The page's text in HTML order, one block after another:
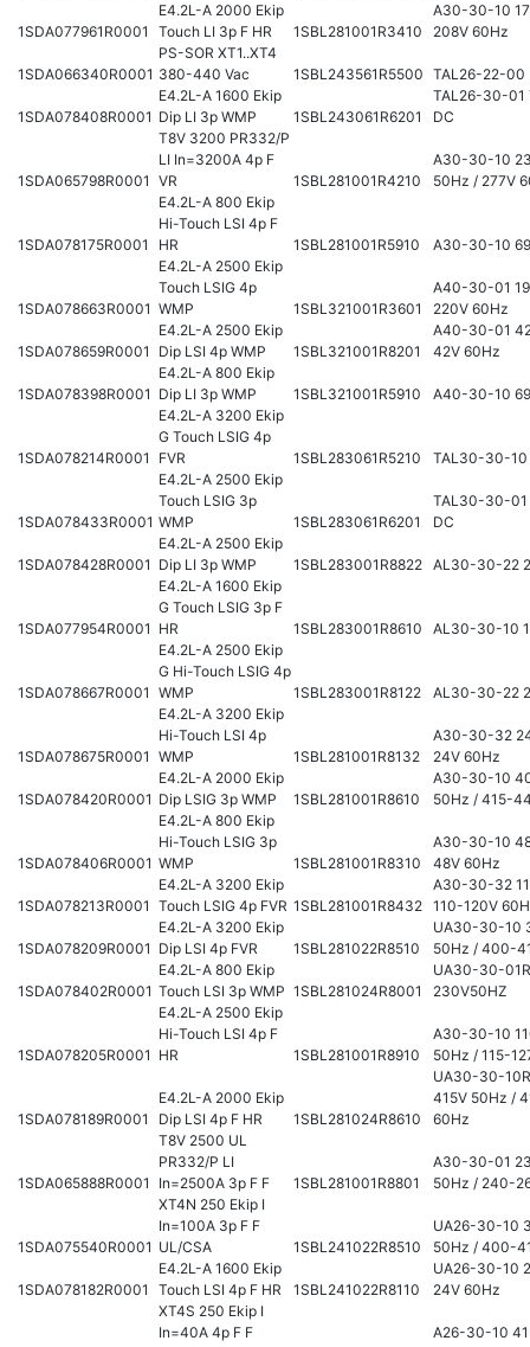
1SDA077961R0001
E4.2L-A 2000 Ekip
Touch LI 3p F HR
1SBL281001R3410
A30-30-10
208V 60Hz
1SDA066340R0001
PS-SOR XT1..XT4
380-440 Vac
1SBL243561R5500 TAL26-22-00
1SDA078408R0001
E4.2L-A 1600 Ekip
Dip LI 3p WMP
1SBL243061R6201
TAL26-30-01
DC
1SDA065798R0001
T8V 3200 PR332/P
LI In=3200A 4p F
VR
1SBL281001R4210
A30-30-10
50Hz / 277V
1SDA078175R0001
E4.2L-A 800 Ekip
Hi-Touch LSI 4p F
HR
1SBL281001R5910 A30-30-10
1SDA078663R0001
E4.2L-A 2500 Ekip
Touch LSIG 4p
WMP
1SBL321001R3601
A40-30-01
220V 60Hz
1SDA078659R0001
E4.2L-A 2500 Ekip
Dip LSI 4p WMP
1SBL321001R8201
A40-30-01
42V 60Hz
1SDA078398R0001
E4.2L-A 800 Ekip
Dip LI 3p WMP
1SBL321001R5910 A40-30-10
1SDA078214R0001
E4.2L-A 3200 Ekip
G Touch LSIG 4p
FVR
1SBL283061R5210 TAL30-30-10
1SDA078433R0001
E4.2L-A 2500 Ekip
Touch LSIG 3p
WMP
1SBL283061R6201
TAL30-30-01
DC
1SDA078428R0001
E4.2L-A 2500 Ekip
Dip LI 3p WMP
1SBL283001R8822 AL30-30-22
1SDA077954R0001
E4.2L-A 1600 Ekip
G Touch LSIG 3p F
HR
1SBL283001R8610 AL30-30-10
1SDA078667R0001
E4.2L-A 2500 Ekip
G Hi-Touch LSIG 4p
WMP
1SBL283001R8122 AL30-30-22
1SDA078675R0001
E4.2L-A 3200 Ekip
Hi-Touch LSI 4p
WMP
1SBL281001R8132
A30-30-32
24V 60Hz
1SDA078420R0001
E4.2L-A 2000 Ekip
Dip LSIG 3p WMP
1SBL281001R8610
A30-30-10
50Hz / 415-
1SDA078406R0001
E4.2L-A 800 Ekip
Hi-Touch LSIG 3p
WMP
1SBL281001R8310
A30-30-10
48V 60Hz
1SDA078213R0001
E4.2L-A 3200 Ekip
Touch LSIG 4p FVR 1SBL281001R8432
A30-30-32
110-120V
1SDA078209R0001
E4.2L-A 3200 Ekip
Dip LSI 4p FVR
1SBL281022R8510
UA30-30-10
50Hz / 400-
1SDA078402R0001
E4.2L-A 800 Ekip
Touch LSI 3p WMP 1SBL281024R8001
UA30-30-
230V50HZ
1SDA078205R0001
E4.2L-A 2500 Ekip
Hi-Touch LSI 4p F
HR
1SBL281001R8910
A30-30-10
50Hz / 115-
1SDA078189R0001
E4.2L-A 2000 Ekip
Dip LSI 4p F HR
1SBL281024R8610
UA30-30-
415V 50Hz /
60Hz
1SDA065888R0001
T8V 2500 UL
PR332/P LI
In=2500A 3p F F
1SBL281001R8801
A30-30-01
50Hz / 240-
1SDA075540R0001
XT4N 250 Ekip I
In=100A 3p F F
UL/CSA
1SBL241022R8510
UA26-30-10
50Hz / 400-
1SDA078182R0001
E4.2L-A 1600 Ekip
Touch LSI 4p F HR
1SBL241022R8110
UA26-30-10
24V 60Hz
XT4S 250 Ekip I
In=40A 4p F F
A26-30-10